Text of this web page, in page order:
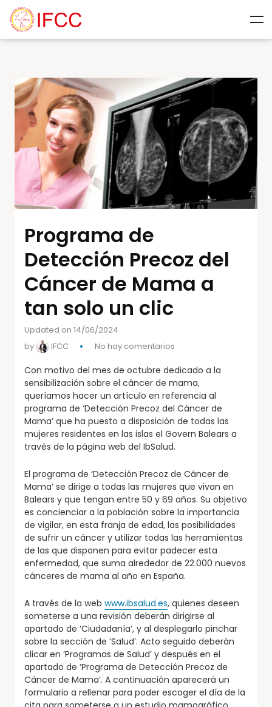
Programa de
Detección Precoz del
Cáncer de Mama a
tan solo un clic
Updated on 14/06/2024
by
IFCC No hay comentarios
Con motivo del mes de octubre dedicado a la
sensibilización sobre el cáncer de mama,
queríamos hacer un artículo en referencia al
programa de ‘Detección Precoz del Cáncer de
Mama’ que ha puesto a disposición de todas las
mujeres residentes en las islas el Govern Balears a
través de la página web del IbSalud.
El programa de ‘Detección Precoz de Cáncer de
Mama’ se dirige a todas las mujeres que vivan en
Balears y que tengan entre 50 y 69 años. Su objetivo
es concienciar a la población sobre la importancia
de vigilar, en esta franja de edad, las posibilidades
de sufrir un cáncer y utilizar todas las herramientas
de las que disponen para evitar padecer esta
enfermedad, que suma alrededor de 22.000 nuevos
cánceres de mama al año en España.
A través de la web www.ibsalud.es, quienes deseen
someterse a una revisión deberán dirigirse al
apartado de ‘Ciudadanía’, y al desplegarlo pinchar
sobre la sección de ‘Salud’. Acto seguido deberán
clicar en ‘Programas de Salud’ y después en el
apartado de ‘Programa de Detección Precoz de
Cáncer de Mama’. A continuación aparecerá un
formulario a rellenar para poder escoger el día de la